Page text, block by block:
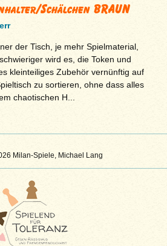
Milan-Spiele, Michael Lang
Schälchen BRAUN
der Tisch, je mehr Spielmaterial,
wird es, die Token und
kleinteiliges Zubehör vernünftig auf
zu sortieren, ohne dass alles
chaotischen H...